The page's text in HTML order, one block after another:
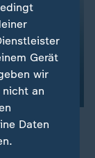
Mehrheit
zufrieden
Gerät
wir
an
Daten